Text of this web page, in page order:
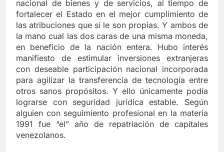
nacional de bienes y de servicios, al tiempo de
fortalecer el Estado en el mejor cumplimiento de
las atribuciones que sí le son propias. Y ambos de
la mano cual las dos caras de una misma moneda,
en beneficio de la nación entera. Hubo interés
manifiesto de estimular inversiones extranjeras
con deseable participación nacional incorporada
para agilizar la transferencia de tecnología entre
otros sanos propósitos. Y ello únicamente podía
lograrse con seguridad jurídica estable. Según
alguien con seguimiento profesional en la materia
1991 fue “el” año de repatriación de capitales
venezolanos.